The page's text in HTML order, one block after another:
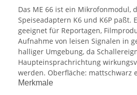
Das ME 66 ist ein Mikrofonmodul,
Speiseadaptern K6 und K6P paßt.
geeignet für Reportagen,
Aufnahme von leisen Signalen in
halliger Umgebung, da
Haupteinsprachrichtung
werden. Oberfläche: mattschwarz
Merkmale